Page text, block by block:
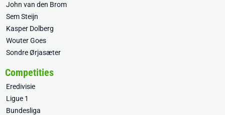
John van den Brom
Sem Steijn
Kasper Dolberg
Wouter Goes
Sondre Ørjasæter
Competities
Eredivisie
Ligue 1
Bundesliga